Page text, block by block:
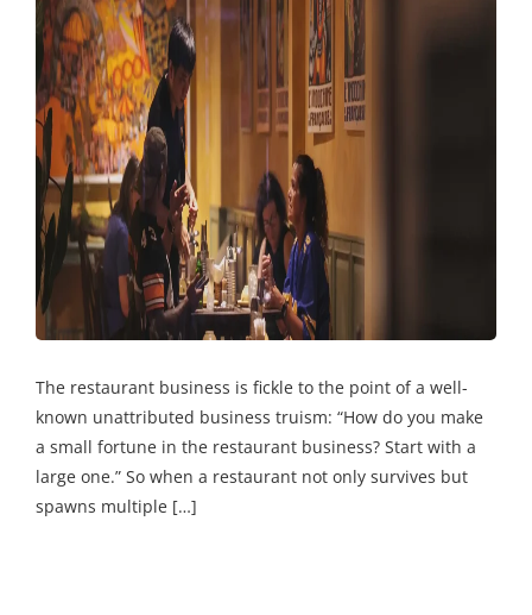
The restaurant business is fickle to the point of a well-
known unattributed business truism: “How do you make
a small fortune in the restaurant business? Start with a
large one.” So when a restaurant not only survives but
spawns multiple […]